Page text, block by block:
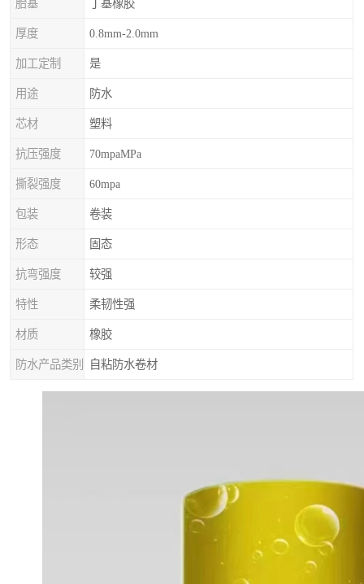
胎基 丁基橡胶
厚度 0.8mm-2.0mm
加工定制 是
用途 防水
芯材 塑料
抗压强度 70mpaMPa
撕裂强度 60mpa
包装 卷装
形态 固态
抗弯强度 较强
特性 柔韧性强
材质 橡胶
防水产品类别 自粘防水卷材